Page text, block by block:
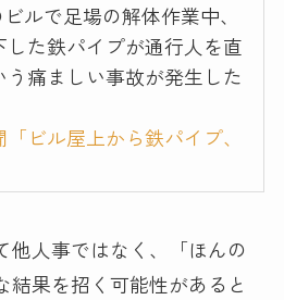
ルで足場の解体作業中、
た鉄パイプが通行人を直
痛ましい事故が発生した
ビル屋上から鉄パイプ、
他人事ではなく、「ほんの
結果を招く可能性があると